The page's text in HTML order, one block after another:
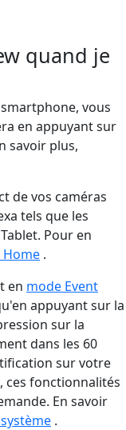
quand je
vous
en appuyant sur
savoir plus,
de vos caméras
tels que les
Pour en
Home .
en mode Event
appuyant sur la
sur la
dans les 60
sur votre
ces fonctionnalités
En savoir
.